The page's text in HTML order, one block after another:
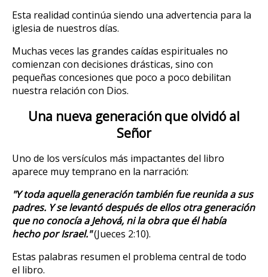
Esta realidad continúa siendo una advertencia para la
iglesia de nuestros días.
Muchas veces las grandes caídas espirituales no
comienzan con decisiones drásticas, sino con
pequeñas concesiones que poco a poco debilitan
nuestra relación con Dios.
Una nueva generación que olvidó al
Señor
Uno de los versículos más impactantes del libro
aparece muy temprano en la narración:
"Y toda aquella generación también fue reunida a sus
padres. Y se levantó después de ellos otra generación
que no conocía a Jehová, ni la obra que él había
hecho por Israel."(Jueces 2:10).
Estas palabras resumen el problema central de todo
el libro.